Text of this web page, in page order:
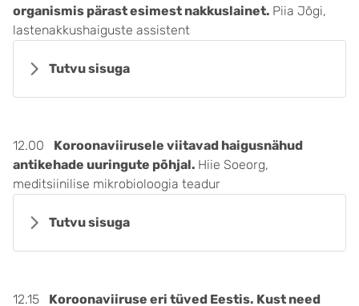
organismis pärast esimest nakkuslainet. Piia Jõgi,
lastenakkushaiguste assistent
Tutvu sisuga
12.00 Koroonaviirusele viitavad haigusnähud
antikehade uuringute põhjal. Hiie Soeorg,
meditsiinilise mikrobioloogia teadur
Tutvu sisuga
12.15 Koroonaviiruse eri tüved Eestis. Kust need